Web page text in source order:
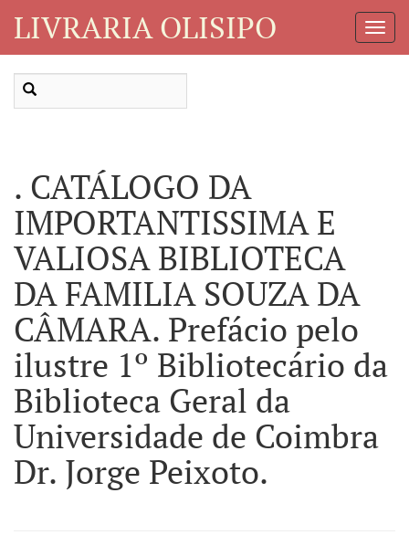
LIVRARIA OLISIPO
. CATÁLOGO DA
IMPORTANTISSIMA E
VALIOSA BIBLIOTECA
DA FAMILIA SOUZA DA
CÂMARA. Prefácio pelo
ilustre 1º Bibliotecário da
Biblioteca Geral da
Universidade de Coimbra
Dr. Jorge Peixoto.